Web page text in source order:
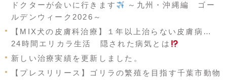
ドクターが会いに行きます
～九州・沖縄編 ゴー
ルデンウィーク2026～
【MIX犬の皮膚科治療】１年以上治らない皮膚病…
24時間エリカラ生活 隠された病気とは
新しい治療実績を更新しました。
【プレスリリース】ゴリラの繁殖を目指す千葉市動物